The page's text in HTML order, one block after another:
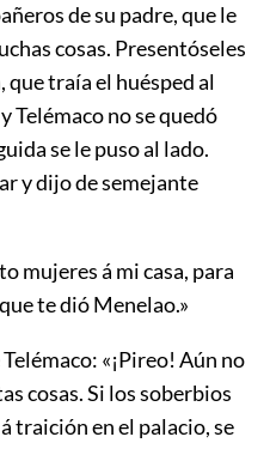
de su padre, que le
cosas. Presentóseles
que traía el huésped al
Telémaco no se quedó
se le puso al lado.
y dijo de semejante
mujeres á mi casa, para
te dió Menelao.»
«¡Pireo! Aún no
cosas. Si los soberbios
traición en el palacio, se